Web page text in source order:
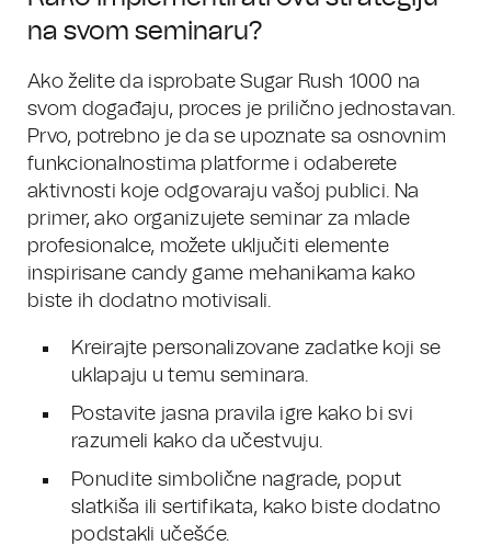
na svom seminaru?
Ako želite da isprobate Sugar Rush 1000 na
svom događaju, proces je prilično jednostavan.
Prvo, potrebno je da se upoznate sa osnovnim
funkcionalnostima platforme i odaberete
aktivnosti koje odgovaraju vašoj publici. Na
primer, ako organizujete seminar za mlade
profesionalce, možete uključiti elemente
inspirisane candy game mehanikama kako
biste ih dodatno motivisali.
Kreirajte personalizovane zadatke koji se
uklapaju u temu seminara.
Postavite jasna pravila igre kako bi svi
razumeli kako da učestvuju.
Ponudite simbolične nagrade, poput
slatkiša ili sertifikata, kako biste dodatno
podstakli učešće.